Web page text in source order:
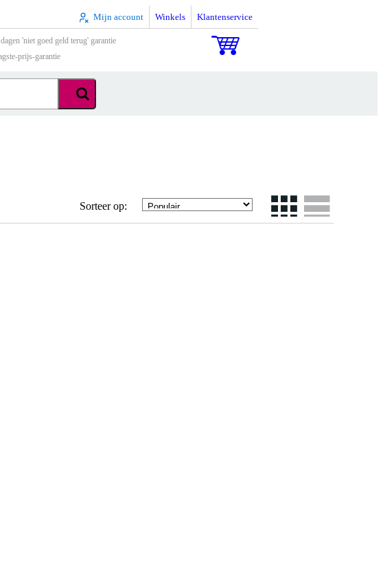
Mijn account Winkels Klantenservice
'niet goed geld terug' garantie
prijs-garantie
Sorteer op: